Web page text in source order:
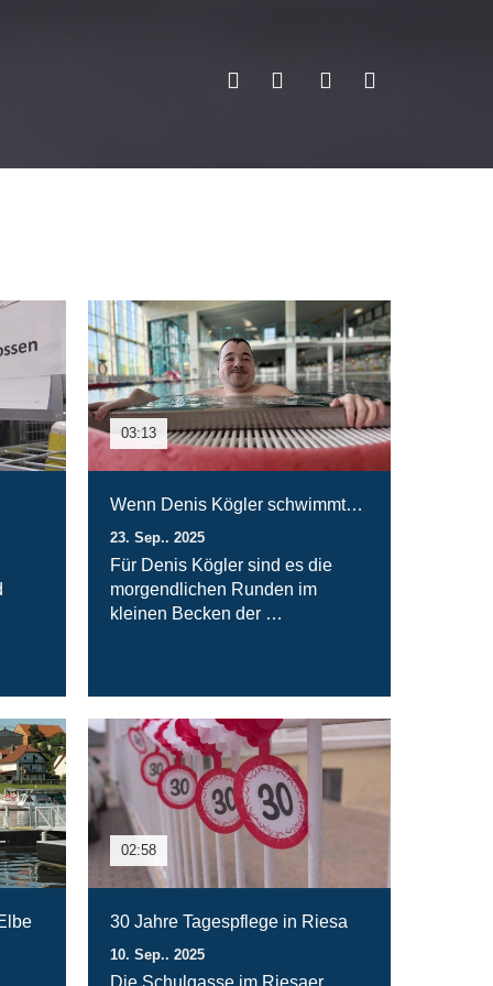
03:13
Wenn Denis Kögler schwimmt…
23. Sep.. 2025
Für Denis Kögler sind es die
morgendlichen Runden im
kleinen Becken der …
02:58
30 Jahre Tagespflege in Riesa
10. Sep.. 2025
Die Schulgasse im Riesaer